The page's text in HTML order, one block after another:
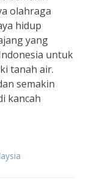
olahraga
hidup
yang
untuk
tanah air.
semakin
kancah